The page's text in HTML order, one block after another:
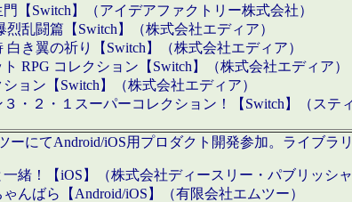
【Switch】（アイデアファクトリー株式会社）
烈乱闘篇【Switch】（株式会社エディア）
白き翼の祈り【Switch】（株式会社エディア）
RPG コレクション【Switch】（株式会社エディア）
ョン【Switch】（株式会社エディア）
３・２・１スーパーコレクション！【Switch】（ステ
ーにてAndroid/iOS用プロダクト開発参加。ライブラ
緒！【iOS】（株式会社ディースリー・パブリッシャ
んばら【Android/iOS】（有限会社エムツー）